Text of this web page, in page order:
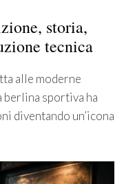
storia,
tecnica
alle moderne
sportiva ha
diventando un’icona